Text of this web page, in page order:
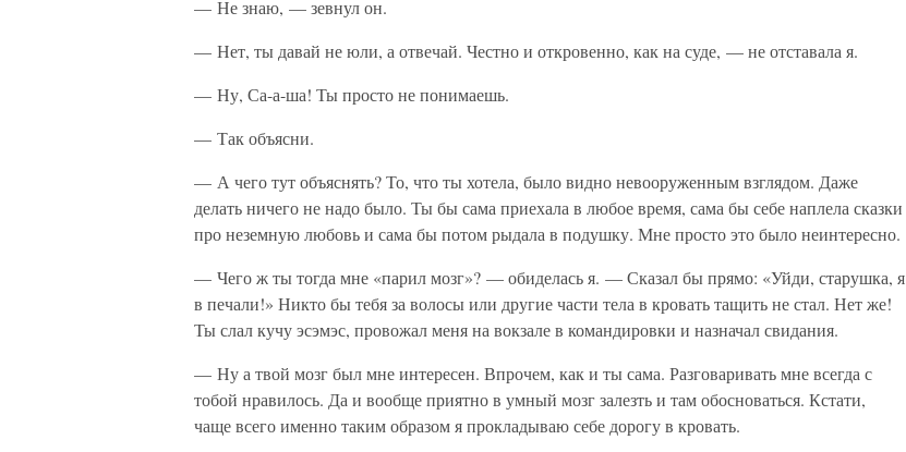
— Не знаю, — зевнул он.
— Нет, ты давай не юли, а отвечай. Честно и откровенно, как на суде, — не отставала я.
— Ну, Са-а-ша! Ты просто не понимаешь.
— Так объясни.
— А чего тут объяснять? То, что ты хотела, было видно невооруженным взглядом. Даже
делать ничего не надо было. Ты бы сама приехала в любое время, сама бы себе наплела сказки
про неземную любовь и сама бы потом рыдала в подушку. Мне просто это было неинтересно.
— Чего ж ты тогда мне «парил мозг»? — обиделась я. — Сказал бы прямо: «Уйди, старушка, я
в печали!» Никто бы тебя за волосы или другие части тела в кровать тащить не стал. Нет же!
Ты слал кучу эсэмэс, провожал меня на вокзале в командировки и назначал свидания.
— Ну а твой мозг был мне интересен. Впрочем, как и ты сама. Разговаривать мне всегда с
тобой нравилось. Да и вообще приятно в умный мозг залезть и там обосноваться. Кстати,
чаще всего именно таким образом я прокладываю себе дорогу в кровать.